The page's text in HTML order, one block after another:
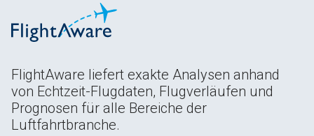
FlightAware liefert exakte Analysen anhand
von Echtzeit-Flugdaten, Flugverläufen und
Prognosen für alle Bereiche der
Luftfahrtbranche.